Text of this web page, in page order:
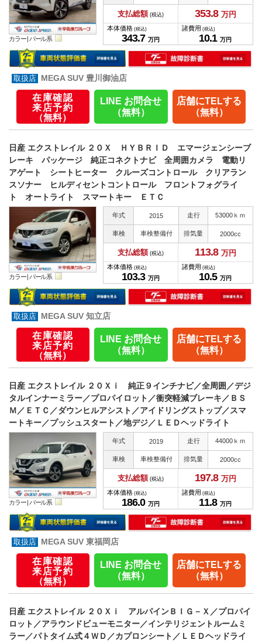
カラー | パール系
支払総額 (税込) 353.8 万円
本体価格 (税込)
343.7 万円
諸費用 (税込)
10.1 万円
MEGA SUV 豊川御油店
在庫確認
来店予約
（無料）
LINE お問合せ
（無料）
店舗にTELする
（無料）
日産 エクストレイル ２０Ｘ ＨＹＢＲＩＤ エマージェンシーブ
レーキ パッケージ 純正コネクトナビ 全周囲カメラ 電動リ
アゲート シートヒーター クルーズコントロール クリアラン
スソナー ヒルディセントコントロール フロントフォグライ
ト オートライト スマートキー ＥＴＣ
カラー | パール系
年式 2015 走行 53000ｋｍ
車検 車検整備付 排気量 2000cc
支払総額 (税込) 113.8 万円
本体価格 (税込)
103.3 万円
諸費用 (税込)
10.5 万円
MEGA SUV 知立店
在庫確認
来店予約
（無料）
LINE お問合せ
（無料）
店舗にTELする
（無料）
日産 エクストレイル ２０Ｘｉ 純正９インチナビ／全周囲／デジ
タルインナーミラー／プロパイロット／衝突軽減ブレーキ／ＢＳ
Ｍ／ＥＴＣ／ダウンヒルアシスト／アイドリングストップ／スマ
ートキー／プッシュスタート／地デジ／ＬＥＤヘッドライト
カラー | パール系
年式 2019 走行 44000ｋｍ
車検 車検整備付 排気量 2000cc
支払総額 (税込) 197.8 万円
本体価格 (税込)
186.0 万円
諸費用 (税込)
11.8 万円
MEGA SUV 東福岡店
在庫確認
来店予約
（無料）
LINE お問合せ
（無料）
店舗にTELする
（無料）
日産 エクストレイル ２０Ｘｉ アルパインＢＩＧ－Ｘ／プロパイ
ロット／アラウンドビューモニター／インテリジェントルームミ
ラー／パトタイム式４ＷＤ／カプロンシート／ＬＥＤヘッドライ